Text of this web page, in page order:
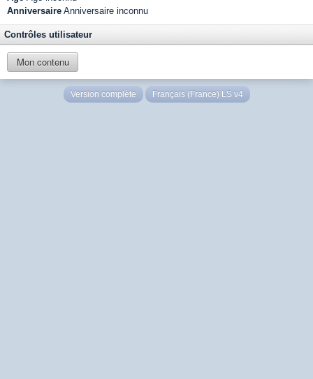
Anniversaire Anniversaire inconnu
Contrôles utilisateur
Mon contenu
Version complète Français (France) LS v4